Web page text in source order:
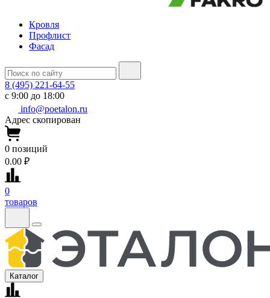
Кровля
Профлист
Фасад
8 (495) 221-64-55
с 9:00 до 18:00
info@poetalon.ru
Адрес скопирован
0 позиций
0.00 ₽
0
товаров
Каталог